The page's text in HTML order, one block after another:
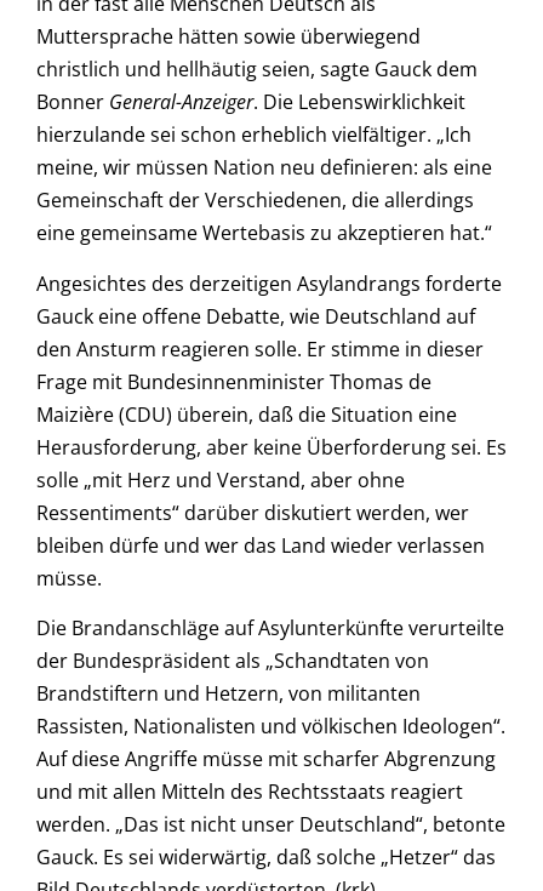
Muttersprache hätten sowie überwiegend
christlich und hellhäutig seien, sagte Gauck dem
Bonner General-Anzeiger. Die Lebenswirklichkeit
hierzulande sei schon erheblich vielfältiger. „Ich
meine, wir müssen Nation neu definieren: als eine
Gemeinschaft der Verschiedenen, die allerdings
eine gemeinsame Wertebasis zu akzeptieren hat.“
Angesichtes des derzeitigen Asylandrangs forderte
Gauck eine offene Debatte, wie Deutschland auf
den Ansturm reagieren solle. Er stimme in dieser
Frage mit Bundesinnenminister Thomas de
Maizière (CDU) überein, daß die Situation eine
Herausforderung, aber keine Überforderung sei. Es
solle „mit Herz und Verstand, aber ohne
Ressentiments“ darüber diskutiert werden, wer
bleiben dürfe und wer das Land wieder verlassen
müsse.
Die Brandanschläge auf Asylunterkünfte verurteilte
der Bundespräsident als „Schandtaten von
Brandstiftern und Hetzern, von militanten
Rassisten, Nationalisten und völkischen Ideologen“.
Auf diese Angriffe müsse mit scharfer Abgrenzung
und mit allen Mitteln des Rechtsstaats reagiert
werden. „Das ist nicht unser Deutschland“, betonte
Gauck. Es sei widerwärtig, daß solche „Hetzer“ das